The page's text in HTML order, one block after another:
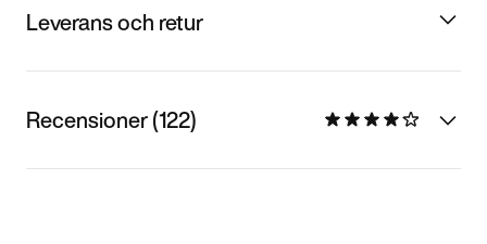
Leverans och retur
Recensioner (122)